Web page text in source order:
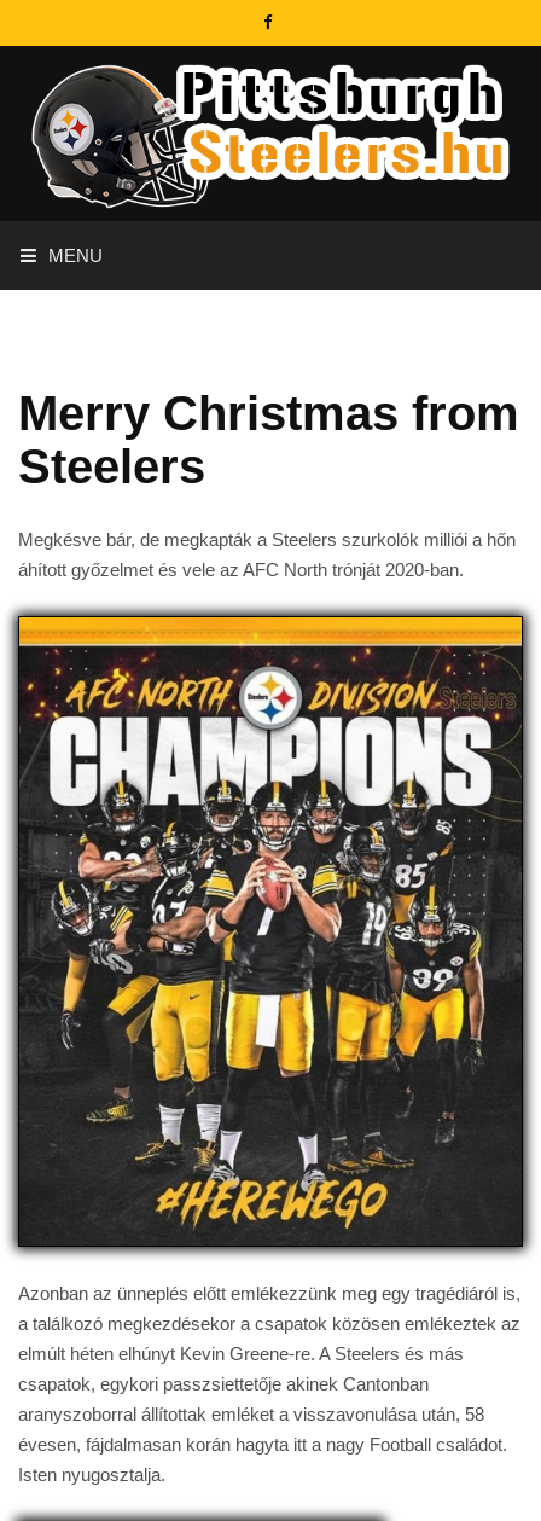
MENU
Merry Christmas from
Steelers
Megkésve bár, de megkapták a Steelers szurkolók milliói a hőn
áhított győzelmet és vele az AFC North trónját 2020-ban.
Azonban az ünneplés előtt emlékezzünk meg egy tragédiáról is,
a találkozó megkezdésekor a csapatok közösen emlékeztek az
elmúlt héten elhúnyt Kevin Greene-re. A Steelers és más
csapatok, egykori passzsiettetője akinek Cantonban
aranyszoborral állítottak emléket a visszavonulása után, 58
évesen, fájdalmasan korán hagyta itt a nagy Football családot.
Isten nyugosztalja.